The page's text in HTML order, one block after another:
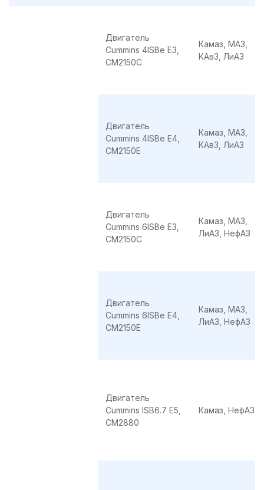
Двигатель
Cummins 4ISBe E3,
CМ2150C
Камаз, МАЗ,
КАвЗ, ЛиАЗ
Двигатель
Cummins 4ISBe E4,
CМ2150E
Камаз, МАЗ,
КАвЗ, ЛиАЗ
Двигатель
Cummins 6ISBe E3,
CМ2150C
Камаз, МАЗ,
ЛиАЗ, НефАЗ
Двигатель
Cummins 6ISBe E4,
CМ2150E
Камаз, МАЗ,
ЛиАЗ, НефАЗ
Двигатель
Cummins ISB6.7 E5,
CМ2880
Камаз, НефАЗ